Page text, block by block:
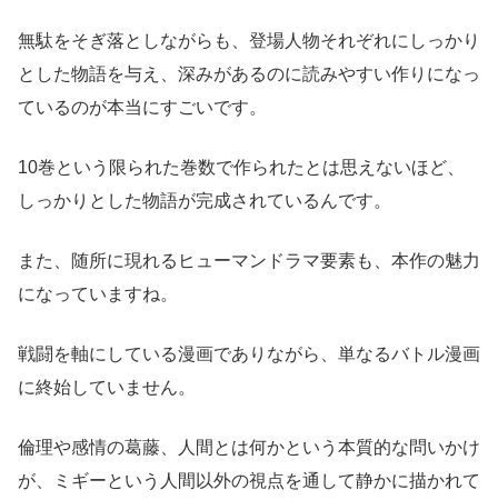
無駄をそぎ落としながらも、登場人物それぞれにしっかり
とした物語を与え、深みがあるのに読みやすい作りになっ
ているのが本当にすごいです。
10巻という限られた巻数で作られたとは思えないほど、
しっかりとした物語が完成されているんです。
また、随所に現れるヒューマンドラマ要素も、本作の魅力
になっていますね。
戦闘を軸にしている漫画でありながら、単なるバトル漫画
に終始していません。
倫理や感情の葛藤、人間とは何かという本質的な問いかけ
が、ミギーという人間以外の視点を通して静かに描かれて